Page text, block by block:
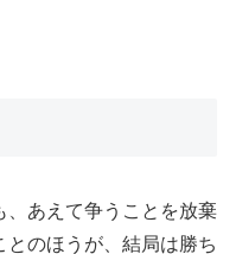
、あえて争うことを放棄
とのほうが、結局は勝ち